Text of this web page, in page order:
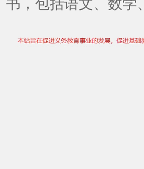
书，包括语文、数学